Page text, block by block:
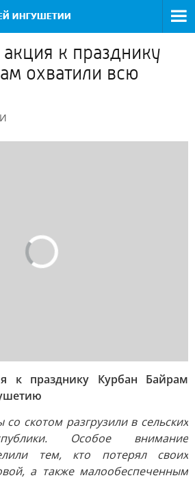
к празднику
охватили всю
к празднику Курбан Байрам
скотом разгрузили в сельских
Особое внимание
тем, кто потерял своих
а также малообеспеченным